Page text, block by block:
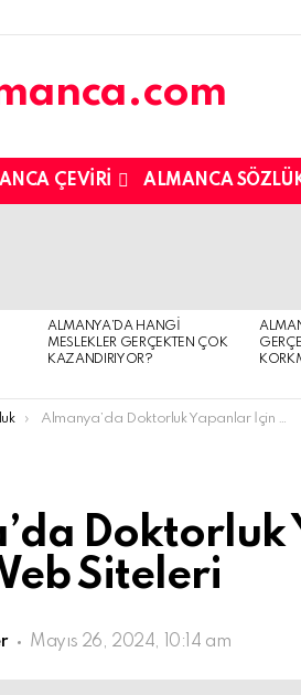
ÇEVIRI ALMANCA
ALMANYA’DA HANGI
MESLEKLER GERÇEKTEN ÇOK
KAZANDIRIYOR?
Almanya’da Doktorluk Yapanlar İçin En Önemli Web Siteleri
Doktorluk
Siteleri
Mayıs 26, 2024, 10:14 am